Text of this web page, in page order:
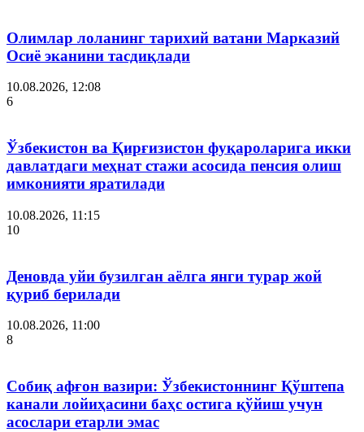
Олимлар лоланинг тарихий ватани Марказий
Осиё эканини тасдиқлади
10.08.2026, 12:08
6
Ўзбекистон ва Қирғизистон фуқароларига икки
давлатдаги меҳнат стажи асосида пенсия олиш
имконияти яратилади
10.08.2026, 11:15
10
Деновда уйи бузилган аёлга янги турар жой
қуриб берилади
10.08.2026, 11:00
8
Собиқ афғон вазири: Ўзбекистоннинг Қўштепа
канали лойиҳасини баҳс остига қўйиш учун
асослари етарли эмас